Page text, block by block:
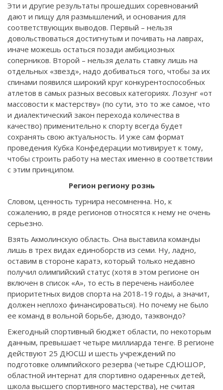
Эти и другие результаты прошедших соревнований
дают и пищу для размышлений, и основания для
соответствующих выводов. Первый – нельзя
довольствоваться достигнутым и почивать на лаврах,
иначе можешь остаться позади амбициозных
соперников. Второй – нельзя делать ставку лишь на
отдельных «звезд», надо добиваться того, чтобы за их
спинами появился широкий круг конкурентоспособных
атлетов в самых разных весовых категориях. Лозунг «от
массовости к мастерству» (по сути, это то же самое, что
и диалектический закон перехода количества в
качество) применительно к спорту всегда будет
сохранять свою актуальность. И уже сам формат
проведения Кубка Конфедерации мотивирует к тому,
чтобы строить работу на местах именно в соответствии
с этим принципом.
Регион региону рознь
Словом, ценность турнира несомненна. Но, к
сожалению, в ряде регионов относятся к нему не очень
серьезно.
Взять Акмолинскую область. Она выставила команды
лишь в трех видах единоборств из семи. Ну, ладно,
оставим в стороне каратэ, который только недавно
получил олимпийский статус (хотя в этом регионе он
включен в список «А», то есть в перечень наиболее
приоритетных видов спорта на 2018-19 годы, а значит,
должен неплохо финансироваться). Но почему не было
ее команд в вольной борьбе, дзюдо, таэквондо?
Ежегодный спортивный бюджет области, по некоторым
данным, превышает четыре миллиарда тенге. В регионе
действуют 25 ДЮСШ и шесть учреждений по
подготовке олимпийского резерва (четыре СДЮШОР,
областной интернат для спортивно одаренных детей,
школа высшего спортивного мастерства), не считая